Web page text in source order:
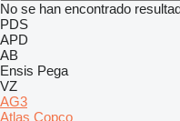
No se han encontrado
PDS
APD
AB
Ensis Pega
VZ
AG3
Atlas Copco